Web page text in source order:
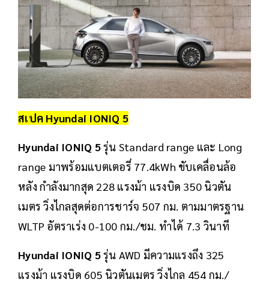
สเปค Hyundai IONIQ 5
Hyundai IONIQ 5รุ่น Standard range และ Long
range มาพร้อมแบตเตอรี่ 77.4kWh ขับเคลื่อนล้อ
หลัง กำลังมากสุด 228 แรงม้า แรงบิด 350 นิวตัน
เมตร วิ่งไกลสุดต่อการชาร์จ 507 กม. ตามมาตรฐาน
WLTP อัตราเร่ง 0-100 กม./ชม. ทำได้ 7.3 วินาที
Hyundai IONIQ 5รุ่น AWD มีความแรงถึง 325
แรงม้า แรงบิด 605 นิวตันเมตร วิ่งไกล 454 กม./